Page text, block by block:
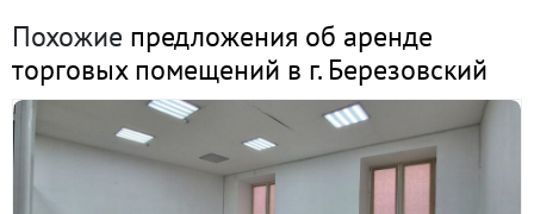
Похожие предложения об аренде
торговых помещений в г. Березовский